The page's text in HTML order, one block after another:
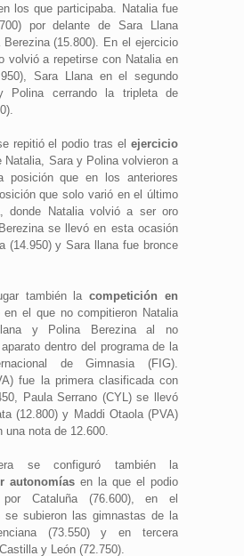
los que participaba. Natalia fue
por delante de Sara Llana
(15.800). En el ejercicio
volvió a repetirse con Natalia en
Sara Llana en el segundo
Polina cerrando la tripleta de
repitió el podio tras el ejercicio
Natalia, Sara y Polina volvieron a
posición que en los anteriores
que solo varió en el último
donde Natalia volvió a ser oro
se llevó en esta ocasión
(14.950) y Sara llana fue bronce
también lacompetición en
en el que no compitieron Natalia
y Polina Berezina al no
dentro del programa de la
de Gimnasia (FIG).
fue la primera clasificada con
Paula Serrano (CYL) se llevó
(12.800) y Maddi Otaola (PVA)
una nota de 12.600.
se configuró también la
autonomías en la que el podio
por Cataluña (76.600), en el
se subieron las gimnastas de la
(73.550) y en tercera
y León (72.750).